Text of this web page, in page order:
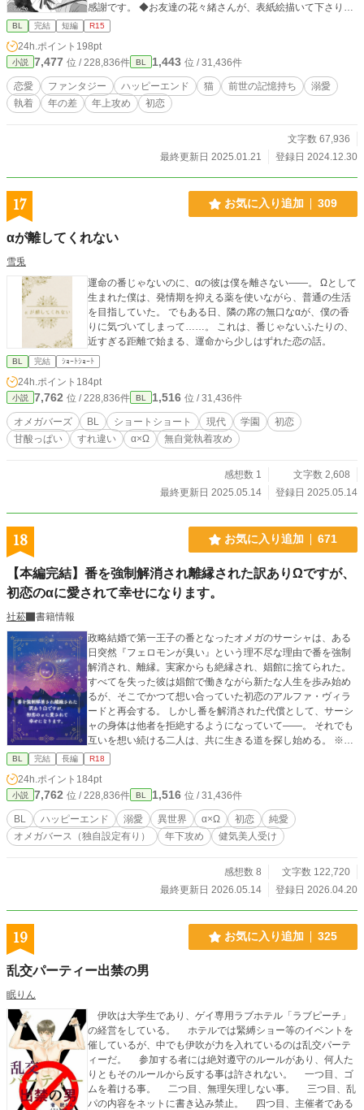
感謝です。 ◆お友達の花々緒さんが、表紙絵描いて下さりま
した。可愛いニャリスと、悩ましげなラクロア様。 ◆これも
いつか続きを書きたいです、猫の日にちょっとだけ続きを書
いたのだけど、また直して投稿します。
BL 完結 短編 R15
24h.ポイント 198pt
小説 7,477 位 / 228,836件 BL 1,443 位 / 31,436件
恋愛 ファンタジー ハッピーエンド 猫 前世の記憶持ち
溺愛
執着
年の差 年上攻め 初恋
文字数 67,936
最終更新日 2025.01.21
登録日 2024.12.30
17 お気に入り追加 309
αが離してくれない
雪兎
運命の番じゃないのに、αの彼は僕を離さない――。 Ωとして
生まれた僕は、発情期を抑える薬を使いながら、普通の生活
を目指していた。 でもある日、隣の席の無口なαが、僕の香
りに気づいてしまって……。 これは、番じゃないふたりの、
近すぎる距離で始まる、運命から少しはずれた恋の話。
BL 完結 ｼｮｰﾄｼｮｰﾄ
24h.ポイント 184pt
小説 7,762 位 / 228,836件 BL 1,516 位 / 31,436件
オメガバーズ BL ショートショート 現代 学園
初恋
甘酸っぱい
すれ違い α×Ω 無自覚執着攻め
感想数 1
文字数 2,608
最終更新日 2025.05.14
登録日 2025.05.14
18 お気に入り追加 671
【本編完結】番を強制解消され離縁された訳ありΩですが、
初恋のαに愛されて幸せになります。
社菘
書籍情報
政略結婚で第一王子の番となったオメガのサーシャは、ある
日突然『フェロモンが臭い』という理不尽な理由で番を強制
解消され、離縁。実家からも絶縁され、娼館に捨てられた。
すべてを失った彼は娼館で働きながら新たな人生を歩み始め
るが、そこでかつて想い合っていた初恋のアルファ・ヴィラ
ードと再会する。 しかし番を解消された代償として、サーシ
ャの身体は他者を拒絶するようになっていて――。 それでも
互いを想い続ける二人は、共に生きる道を探し始める。 ※オ
メガバース特殊設定あり ※性描写がある話数には『＊』をつ
けています ✧毎日8時＋19時更新予定✧ ✧ブクマ・各話いい
ね・感想など作者大歓喜します✧
BL 完結 長編 R18
24h.ポイント 184pt
小説 7,762 位 / 228,836件 BL 1,516 位 / 31,436件
BL ハッピーエンド 溺愛 異世界 α×Ω 初恋
純愛
オメガバース（独自設定有り）
年下攻め 健気美人受け
感想数 8
文字数 122,720
最終更新日 2026.05.14
登録日 2026.04.20
19 お気に入り追加 325
乱交パーティー出禁の男
眠りん
伊吹は大学生であり、ゲイ専用ラブホテル「ラブピーチ」
の経営をしている。 ホテルでは緊縛ショー等のイベントを
催しているが、中でも伊吹が力を入れているのは乱交パーテ
ィーだ。 参加する者には絶対遵守のルールがあり、何人た
りともそのルールから反する事は許されない。 一つ目、ゴ
ムを着ける事。 二つ目、無理矢理しない事。 三つ目、乱
パの内容をネットに書き込み禁止。 四つ目、主催者である